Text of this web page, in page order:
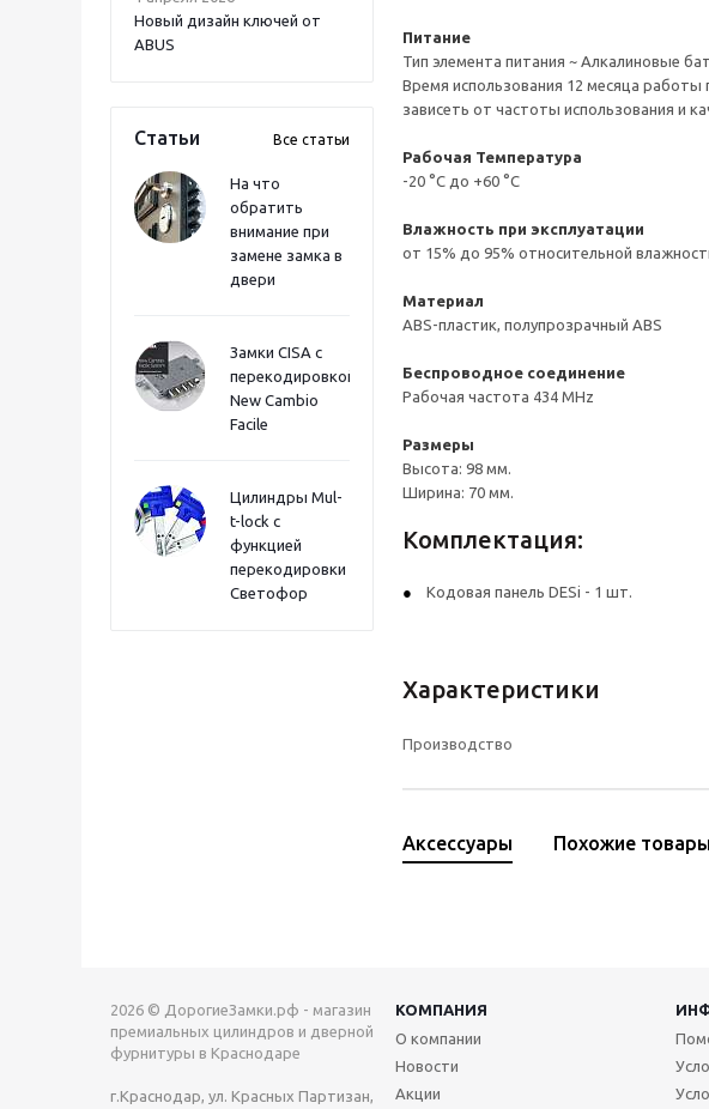
Новый дизайн ключей от
ABUS
Статьи Все статьи
На что
обратить
внимание при
замене замка в
двери
Замки CISA с
перекодировкой
New Cambio
Facile
Цилиндры Mul-
t-lock с
функцией
перекодировки
Светофор
Питание
Тип элемента питания ~ Алкалиновые
Время использования 12 месяца
зависеть от частоты использования и
Рабочая Температура
-20 °C до +60 °C
Влажность при эксплуатации
от 15% до 95% относительной
Материал
ABS-пластик, полупрозрачный ABS
Беспроводное соединение
Рабочая частота 434 MHz
Размеры
Высота: 98 мм.
Ширина: 70 мм.
Комплектация:
Кодовая панель DESi - 1 шт.
Характеристики
Производство
Аксессуары Похожие товары
2026 © ДорогиеЗамки.рф - магазин
премиальных цилиндров и дверной
фурнитуры в Краснодаре
г.Краснодар, ул. Красных Партизан,
КОМПАНИЯ
О компании
Новости
Акции